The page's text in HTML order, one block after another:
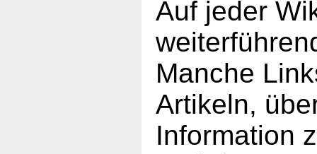
Auf jeder
Manche
Artikeln,
Information